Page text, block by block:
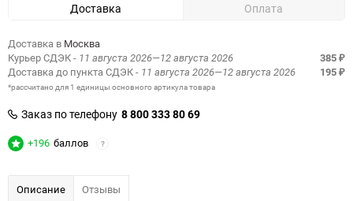
Доставка Оплата
Доставка в Москва
Курьер СДЭК- 11 августа 2026—12 августа 2026 385 ₽
Доставка до пункта СДЭК- 11 августа 2026—12 августа 2026 195 ₽
*рассчитано для 1 единицы основного артикула товара
Заказ по телефону 8 800 333 80 69
+196 баллов ?
Описание Отзывы